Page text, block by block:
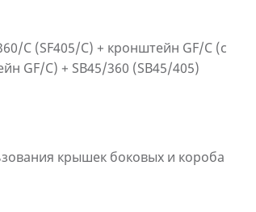
C (SF405/C) + кронштейн GF/C (c
GF/C) + SB45/360 (SB45/405)
крышек боковых и короба